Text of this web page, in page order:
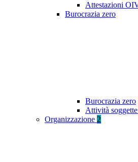
Attestazioni
Burocrazia zero
Burocrazia zero
Attività
Organizzazione 2